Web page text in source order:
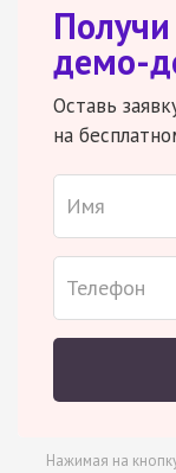
демо-
Оставь
на
Нажимая на